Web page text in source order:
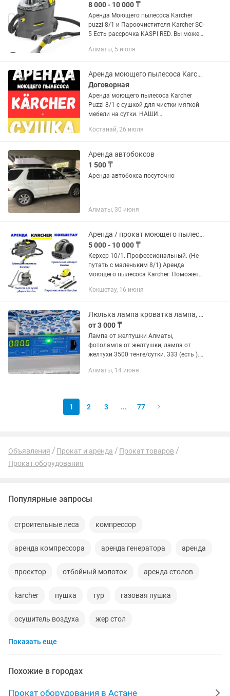
8 000 - 10 000 ₸
Аренда Моющего пылесоса Karcher
puzzi 8/1 и Пароочистителя Karcher SC-
5 Есть рассрочка KASPI RED. Вы можете
матрасы , ковры , кухонные уголки ,
Алматы, 5 июля
Аренда моющего пылесоса Karcher
Договорная
Аренда моющего пылесоса Karcher
Puzzi 8/1 с сушкой для чистки мягкой
мебели на сутки. НАШИ
комплекте. - Предоставляем полный
доставка. -...
Костанай, 26 июля
Аренда автобоксов
1 500 ₸
Аренда автобокса посуточно
Алматы, 30 июня
Аренда / прокат моющего пылесоса керхер / karcher
5 000 - 10 000 ₸
Керхер 10/1. Профессиональный. (Не
путать с маленьким 8/1) Аренда
моющего пылесоса Karcher. Поможет
кресла, матрас, мягкие игрушки итд.
Кокшетау, 16 июня
Люлька лампа кроватка лампа, фотолампа от желтухи Билитест
от 3 000 ₸
Лампа от желтушки Алматы,
фотолампа от желтушки, лампа от
желтухи 3500 тенге/сутки. 333 (есть ).
сертификаты соответствия. В наличии
Алматы, 14 июня
1 2 3 ... 77
Объявления Прокат и аренда
Прокат товаров
Прокат оборудования
Популярные запросы
строительные леса компрессор
аренда компрессора аренда генератора аренда
проектор отбойный молоток аренда столов
karcher пушка тур газовая пушка
осушитель воздуха жер стол
генератор бензиновый
пароочиститель моющие пылесосы
Показать еще
Похожие в городах
Прокат оборудования в Астане